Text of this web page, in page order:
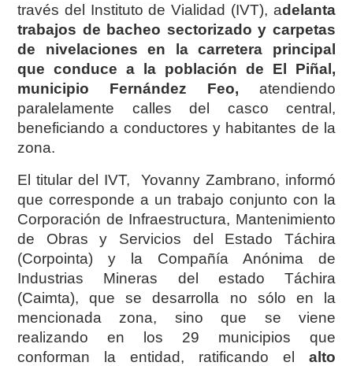
través del Instituto de Vialidad (IVT), adelanta
trabajos de bacheo sectorizado y carpetas
de nivelaciones en la carretera principal
que conduce a la población de El Piñal,
municipio Fernández Feo, atendiendo
paralelamente calles del casco central,
beneficiando a conductores y habitantes de la
zona.
El titular del IVT, Yovanny Zambrano, informó
que corresponde a un trabajo conjunto con la
Corporación de Infraestructura, Mantenimiento
de Obras y Servicios del Estado Táchira
(Corpointa) y la Compañía Anónima de
Industrias Mineras del estado Táchira
(Caimta), que se desarrolla no sólo en la
mencionada zona, sino que se viene
realizando en los 29 municipios que
conforman la entidad, ratificando el alto